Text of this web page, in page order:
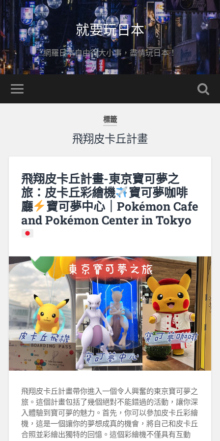
就要玩日本
網羅日本自由行大小事，盡情玩日本！
標籤
飛翔皮卡丘計畫
飛翔皮卡丘計畫-東京寶可夢之
旅：皮卡丘彩繪機
寶可夢咖啡
廳
寶可夢中心｜Pokémon Cafe
and Pokémon Center in Tokyo
飛翔皮卡丘計畫帶你進入一個令人興奮的東京寶可夢之
旅。這個計畫包括了幾個絕對不能錯過的活動，讓你深
入體驗到寶可夢的魅力。首先，你可以參加皮卡丘彩繪
機，這是一個讓你的夢想成真的機會，將自己和皮卡丘
合照並彩繪出獨特的回憶。這個彩繪機不僅具有互動